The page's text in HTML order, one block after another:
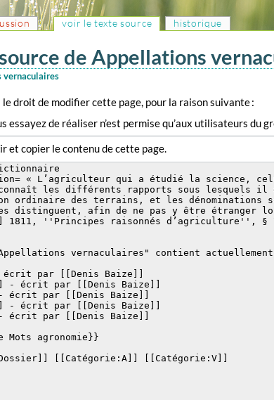
de Appellations
vernaculaires
le droit de modifier cette page, pour la raison suivante :
essayez de réaliser n’est permise qu’aux utilisateurs du
et copier le contenu de cette page.
voir le texte source historique